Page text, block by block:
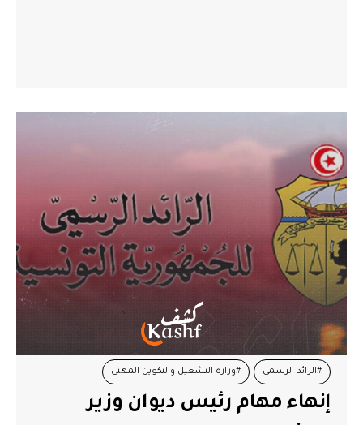
#الرائد الرسمي #وزارة التشغيل والتكوين المهني
إنهاء مهام رئيس ديوان وزير